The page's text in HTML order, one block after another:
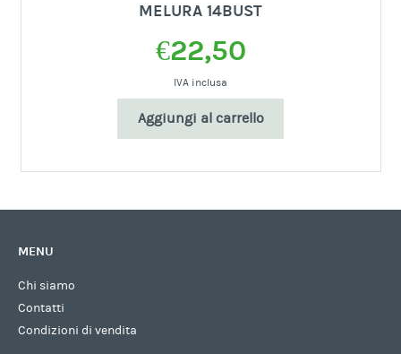
MELURA 14BUST
€22,50
IVA inclusa
Aggiungi al carrello
MENU
Chi siamo
Contatti
Condizioni di vendita